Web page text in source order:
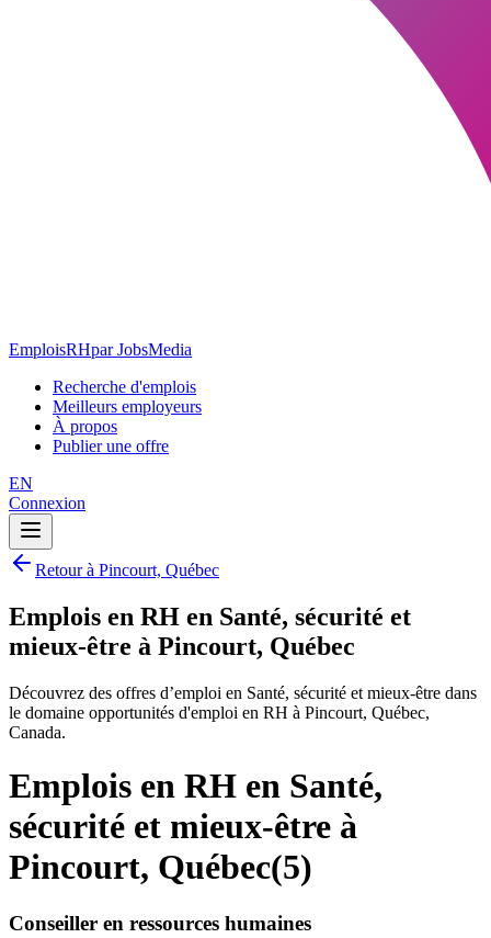
EmploisRHpar JobsMedia
Recherche d'emplois
Meilleurs employeurs
À propos
Publier une offre
EN
Connexion
Retour à Pincourt, Québec
Emplois en RH en Santé, sécurité et
mieux-être à Pincourt, Québec
Découvrez des offres d’emploi en Santé, sécurité et mieux-être dans
le domaine opportunités d'emploi en RH à Pincourt, Québec,
Canada.
Emplois en RH en Santé,
sécurité et mieux-être à
Pincourt, Québec(5)
Conseiller en ressources humaines